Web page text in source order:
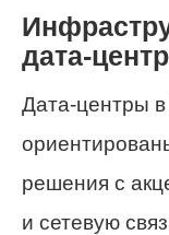
дата-
Дата-центры
решения с
и сетевую